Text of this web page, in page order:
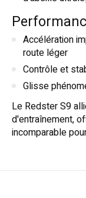
Accélération
route léger
Contrôle et
Glisse
Le Redster S9
d'entraînement,
incomparable